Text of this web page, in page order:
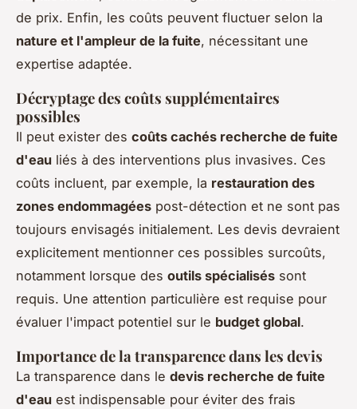
de prix. Enfin, les coûts peuvent fluctuer selon la
nature et l'ampleur de la fuite, nécessitant une
expertise adaptée.
Décryptage des coûts supplémentaires
possibles
Il peut exister des coûts cachés recherche de fuite
d'eau liés à des interventions plus invasives. Ces
coûts incluent, par exemple, la restauration des
zones endommagées post-détection et ne sont pas
toujours envisagés initialement. Les devis devraient
explicitement mentionner ces possibles surcoûts,
notamment lorsque des outils spécialisés sont
requis. Une attention particulière est requise pour
évaluer l'impact potentiel sur le budget global.
Importance de la transparence dans les devis
La transparence dans le devis recherche de fuite
d'eau est indispensable pour éviter des frais